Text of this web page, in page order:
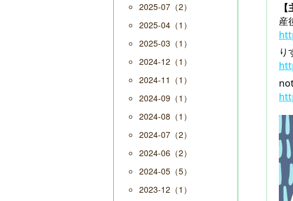
産
り
2025-07（2）
2025-04（1）
2025-03（1）
2024-12（1）
2024-11（1）
2024-09（1）
2024-08（1）
2024-07（2）
2024-06（2）
2024-05（5）
2023-12（1）